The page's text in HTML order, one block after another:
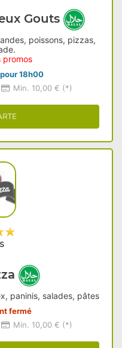
Gouts
poissons, pizzas,
promos
18h00
Min. 10,00 € (*)
paninis, salades, pâtes
fermé
Min. 10,00 € (*)